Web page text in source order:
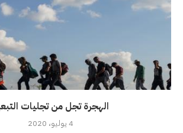
الهجرة تجل من تجليات
4 يوليو، 2020